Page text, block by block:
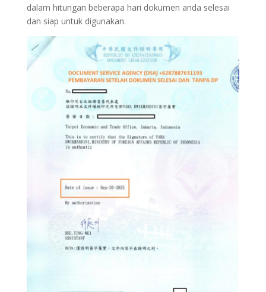
dalam hitungan beberapa hari dokumen anda selesai
dan siap untuk digunakan.